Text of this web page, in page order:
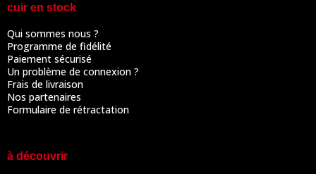
cuir en stock
Qui sommes nous ?
Programme de fidélité
Paiement sécurisé
Un problème de connexion ?
Frais de livraison
Nos partenaires
Formulaire de rétractation
à découvrir